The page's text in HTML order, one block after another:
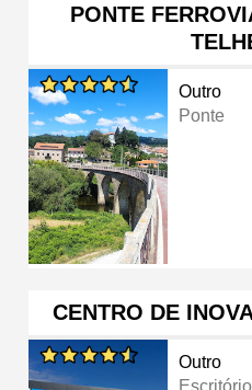
PONTE
Outro
Ponte
CENTRO DE
Outro